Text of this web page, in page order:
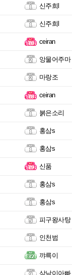
신주희l
신주희l
ceiran
앙물어주마
마랑조
ceiran
붉은소리
홍삼s
홍삼s
신품
홍삼s
홍삼s
피구왕사탕
인천범
꺄륵이
삼남이아빠